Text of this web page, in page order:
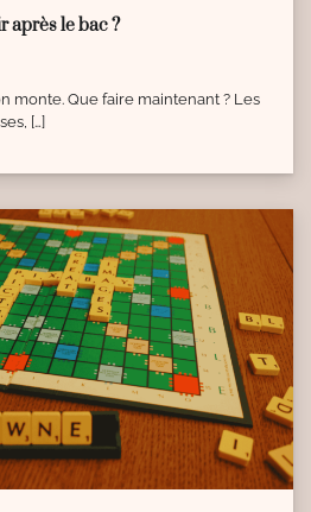
après le bac ?
monte. Que faire maintenant ? Les
[…]